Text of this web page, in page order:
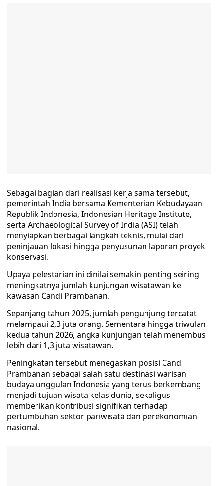
Sebagai bagian dari realisasi kerja sama tersebut,
pemerintah India bersama Kementerian Kebudayaan
Republik Indonesia, Indonesian Heritage Institute,
serta Archaeological Survey of India (ASI) telah
menyiapkan berbagai langkah teknis, mulai dari
peninjauan lokasi hingga penyusunan laporan proyek
konservasi.
Upaya pelestarian ini dinilai semakin penting seiring
meningkatnya jumlah kunjungan wisatawan ke
kawasan Candi Prambanan.
Sepanjang tahun 2025, jumlah pengunjung tercatat
melampaui 2,3 juta orang. Sementara hingga triwulan
kedua tahun 2026, angka kunjungan telah menembus
lebih dari 1,3 juta wisatawan.
Peningkatan tersebut menegaskan posisi Candi
Prambanan sebagai salah satu destinasi warisan
budaya unggulan Indonesia yang terus berkembang
menjadi tujuan wisata kelas dunia, sekaligus
memberikan kontribusi signifikan terhadap
pertumbuhan sektor pariwisata dan perekonomian
nasional.